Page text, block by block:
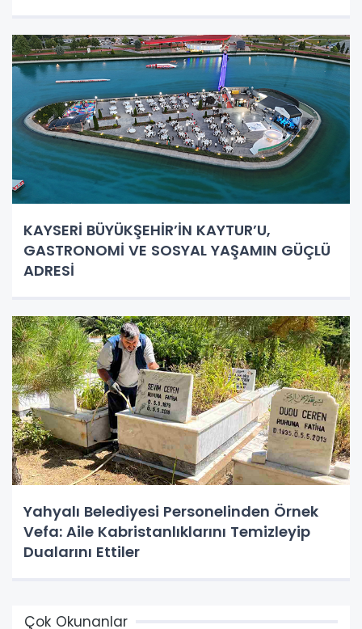
KAYSERİ BÜYÜKŞEHİR’İN KAYTUR’U,
GASTRONOMİ VE SOSYAL YAŞAMIN GÜÇLÜ
ADRESİ
Yahyalı Belediyesi Personelinden Örnek
Vefa: Aile Kabristanlıklarını Temizleyip
Dualarını Ettiler
Çok Okunanlar